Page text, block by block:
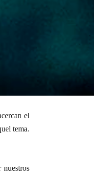
el
tema.
nuestros